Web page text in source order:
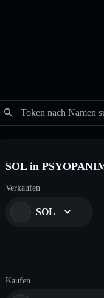
Token nach Namen
SOL in
Verkaufen
SOL
Kaufen